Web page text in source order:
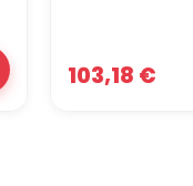
103,18 €